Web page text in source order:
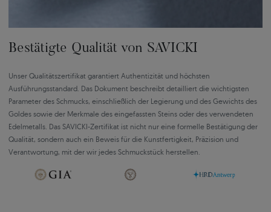
Bestätigte Qualität von SAVICKI
Unser Qualitätszertifikat garantiert Authentizität und höchsten
Ausführungsstandard. Das Dokument beschreibt detailliert die wichtigsten
Parameter des Schmucks, einschließlich der Legierung und des Gewichts des
Goldes sowie der Merkmale des eingefassten Steins oder des verwendeten
Edelmetalls. Das SAVICKI-Zertifikat ist nicht nur eine formelle Bestätigung der
Qualität, sondern auch ein Beweis für die Kunstfertigkeit, Präzision und
Verantwortung, mit der wir jedes Schmuckstück herstellen.